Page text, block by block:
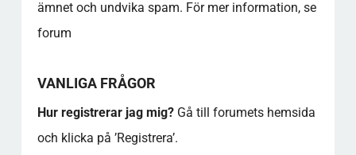
ämnet och undvika spam. För mer information, se
forum
VANLIGA FRÅGOR
Hur registrerar jag mig?Gå till forumets hemsida
och klicka på ’Registrera’.